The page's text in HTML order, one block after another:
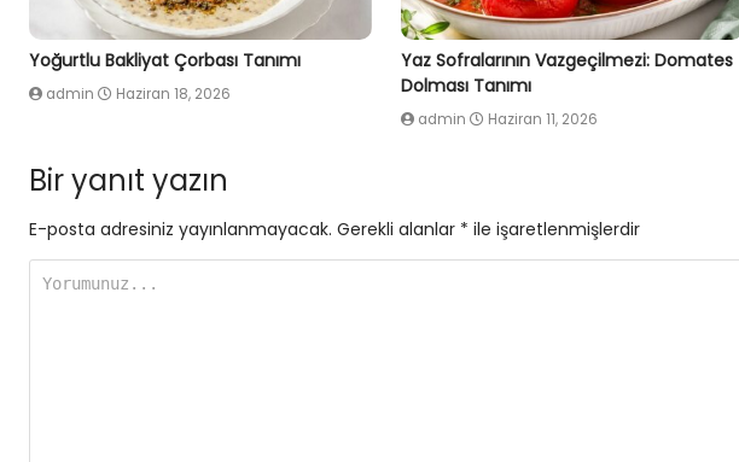
Yoğurtlu Bakliyat Çorbası Tanımı
admin Haziran 18, 2026
Yaz Sofralarının Vazgeçilmezi: Domates
Dolması Tanımı
admin Haziran 11, 2026
Bir yanıt yazın
E-posta adresiniz yayınlanmayacak. Gerekli alanlar * ile işaretlenmişlerdir